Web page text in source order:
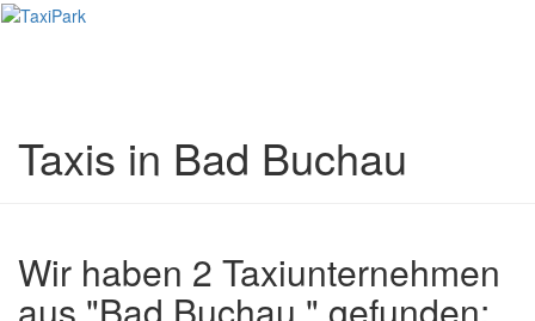
Taxis in Bad Buchau
Wir haben 2 Taxiunternehmen